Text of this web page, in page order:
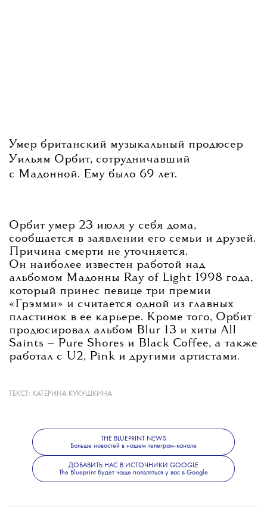
и современной культуре — в телеграм-
каналеThe Blueprint News.
Умер британский музыкальный продюсер
Уильям Орбит, сотрудничавший
с Мадонной. Ему было 69 лет.
Орбит умер 23 июля у себя дома,
сообщается в заявлении его семьи и друзей.
Причина смерти не уточняется.
Он наиболее известен работой над
альбомом Мадонны Ray of Light 1998 года,
который принес певице три премии
«Грэмми» и считается одной из главных
пластинок в ее карьере. Кроме того, Орбит
продюсировал альбом Blur 13 и хиты All
Saints — Pure Shores и Black Coffee, а также
работал с U2, Pink и другими артистами.
последним альбомом стал The Painter,
вышедший в 2022 году.
ТЕКСТ: КАТЕРИНА КУКУШКИНА
THE BLUEPRINT NEWS
Больше новостей в нашем телеграм-канале
ДОБАВИТЬ НАС В ИСТОЧНИКИ GOOGLE
The Blueprint будет чаще появляться у вас в Google